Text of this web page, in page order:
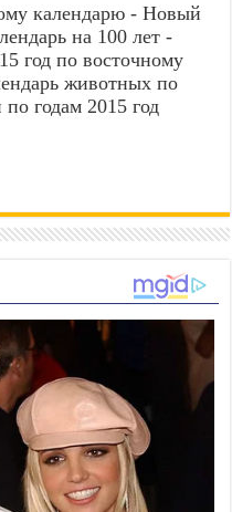
календарю - Новый
на 100 лет -
год по восточному
животных по
годам 2015 год